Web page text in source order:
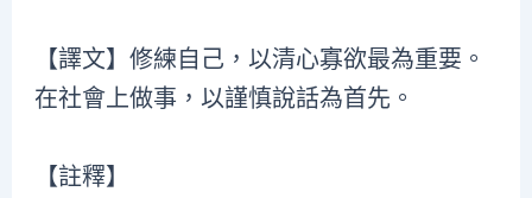
【譯文】修練自己，以清心寡欲最為重要。
在社會上做事，以謹慎說話為首先。
【註釋】